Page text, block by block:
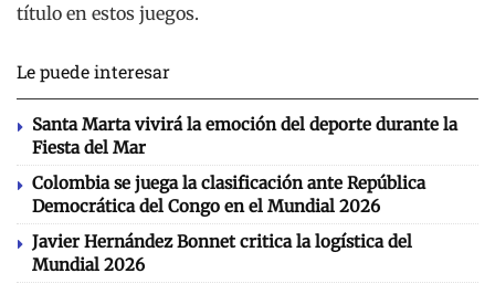
título en estos juegos.
Le puede interesar
Santa Marta vivirá la emoción del deporte durante la
Fiesta del Mar
Colombia se juega la clasificación ante República
Democrática del Congo en el Mundial 2026
Javier Hernández Bonnet critica la logística del
Mundial 2026